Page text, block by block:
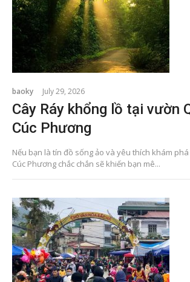
baoky July 29, 2026
Cây Ráy khổng lồ tại vườn
Cúc Phương
Nếu bạn là tín đồ sống ảo và yêu thích khám
Cúc Phương chắc chắn sẽ khiến bạn mê...